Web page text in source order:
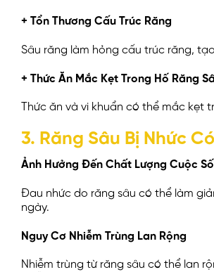
+ Tổn Thương Cấu Trúc Răng
Sâu răng làm hỏng cấu trúc răng,
+ Thức Ăn Mắc Kẹt Trong Hố Răng
Thức ăn và vi khuẩn có thể mắc
3. Răng Sâu Bị Nhức
Ảnh Hưởng Đến Chất Lượng Cuộc
Đau nhức do răng sâu có thể làm
ngày.
Nguy Cơ Nhiễm Trùng Lan Rộng
Nhiễm trùng từ răng sâu có thể lan